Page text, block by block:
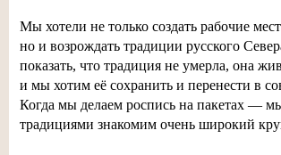
Мы хотели не только создать рабочие
но и возрождать традиции русского
показать, что традиция не умерла, она
и мы хотим её сохранить и перенести в
Когда мы делаем роспись на пакетах —
традициями знакомим очень широкий